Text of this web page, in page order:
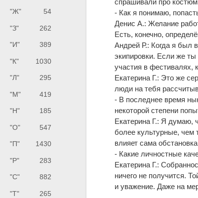
"Ж" 54
"З" 262
"И" 389
"К" 1030
"Л" 295
"М" 419
"Н" 185
"О" 547
"П" 1430
"Р" 283
"С" 882
"Т" 265
- Как я понимаю,
Денис А.: Желание
Есть, конечно,
Андрей Р.: Когда я был
экипировки. Если же
участия в фестивалях,
Екатерина Г.: Это же
люди на тебя
- В последнее время
некоторой степени
Екатерина Г.: Я думаю,
более культурные, чем
влияет сама
- Какие личностные
Екатерина Г.:
ничего не получится.
и уважение. Даже на